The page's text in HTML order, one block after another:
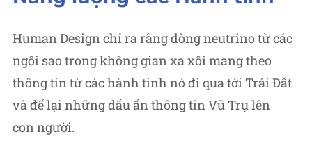
Human Design chỉ ra rằng dòng neutrino từ các
ngôi sao trong không gian xa xôi mang theo
thông tin từ các hành tinh nó đi qua tới Trái Đất
và để lại những dấu ấn thông tin Vũ Trụ lên
con người.